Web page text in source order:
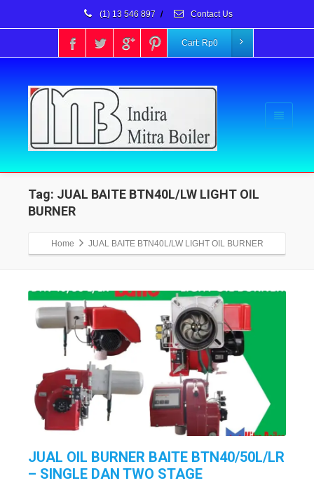
(1) 13 546 897 / Contact Us
Cart: Rp0
Tag: JUAL BAITE BTN40L/LW LIGHT OIL
BURNER
Home JUAL BAITE BTN40L/LW LIGHT OIL BURNER
JUAL OIL BURNER BAITE BTN40/50L/LR
– SINGLE DAN TWO STAGE